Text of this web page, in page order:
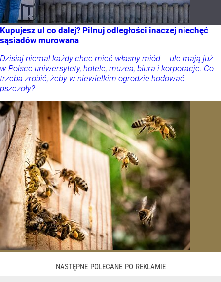
Kupujesz ul co dalej? Pilnuj odległości inaczej niechęć
sąsiadów murowana
Dzisiaj niemal każdy chce mieć własny miód – ule mają już
w Polsce uniwersytety, hotele, muzea, biura i korporacje. Co
trzeba zrobić, żeby w niewielkim ogrodzie hodować
pszczoły?